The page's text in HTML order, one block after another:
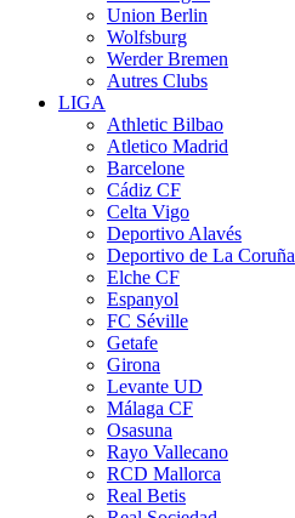
Union Berlin
Wolfsburg
Werder Bremen
Autres Clubs
LIGA
Athletic Bilbao
Atletico Madrid
Barcelone
Cádiz CF
Celta Vigo
Deportivo Alavés
Deportivo de La Coruña
Elche CF
Espanyol
FC Séville
Getafe
Girona
Levante UD
Málaga CF
Osasuna
Rayo Vallecano
RCD Mallorca
Real Betis